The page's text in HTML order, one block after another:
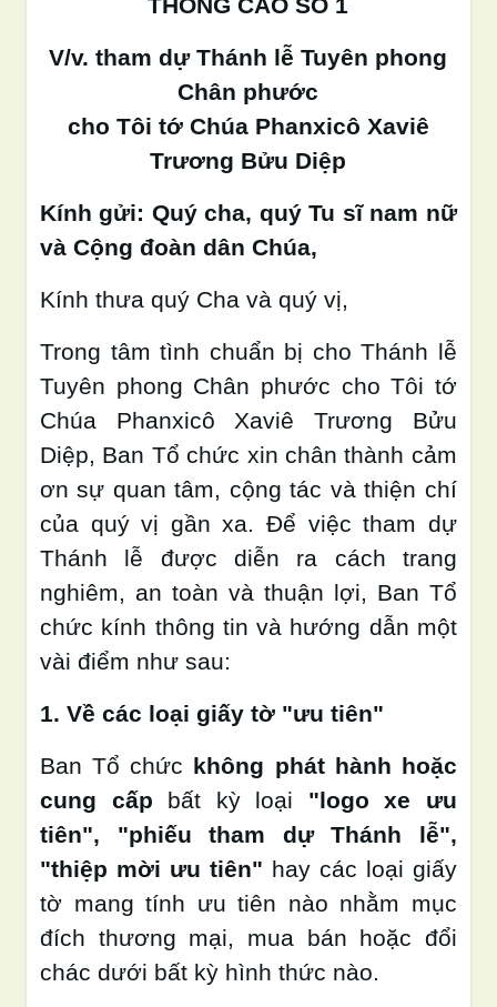
V/v. tham dự Thánh lễ Tuyên phong
Chân phước
cho Tôi tớ Chúa Phanxicô Xaviê
Trương Bửu Diệp
Kính gửi: Quý cha, quý Tu sĩ nam nữ
và Cộng đoàn dân Chúa,
Kính thưa quý Cha và quý vị,
Trong tâm tình chuẩn bị cho Thánh lễ
Tuyên phong Chân phước cho Tôi tớ
Chúa Phanxicô Xaviê Trương Bửu
Diệp, Ban Tổ chức xin chân thành cảm
ơn sự quan tâm, cộng tác và thiện chí
của quý vị gần xa. Để việc tham dự
Thánh lễ được diễn ra cách trang
nghiêm, an toàn và thuận lợi, Ban Tổ
chức kính thông tin và hướng dẫn một
vài điểm như sau:
1. Về các loại giấy tờ "ưu tiên"
Ban Tổ chức không phát hành hoặc
cung cấp bất kỳ loại "logo xe ưu
tiên", "phiếu tham dự Thánh lễ",
"thiệp mời ưu tiên" hay các loại giấy
tờ mang tính ưu tiên nào nhằm mục
đích thương mại, mua bán hoặc đổi
chác dưới bất kỳ hình thức nào.